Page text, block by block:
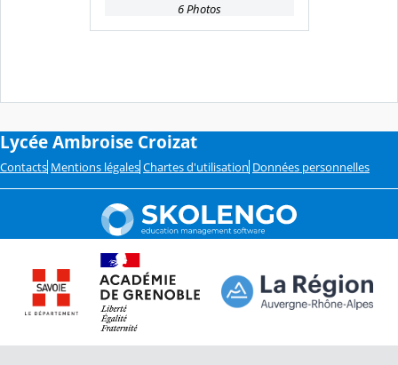
6 Photos
Lycée Ambroise Croizat
Contacts Mentions légales Chartes d'utilisation Données personnelles